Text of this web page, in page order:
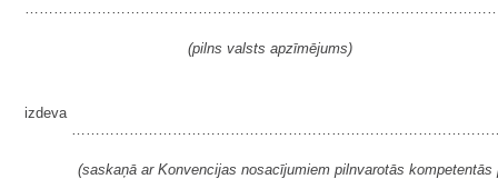
(pilns valsts apzīmējums)
izdeva
(saskaņā ar Konvencijas nosacījumiem pilnvarotās kompetentās